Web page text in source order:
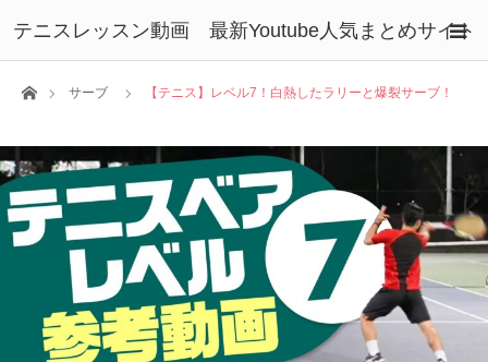
テニスレッスン動画 最新Youtube人気まとめサイト
ホームサーブ 【テニス】レベル7！白熱したラリーと爆裂サーブ！